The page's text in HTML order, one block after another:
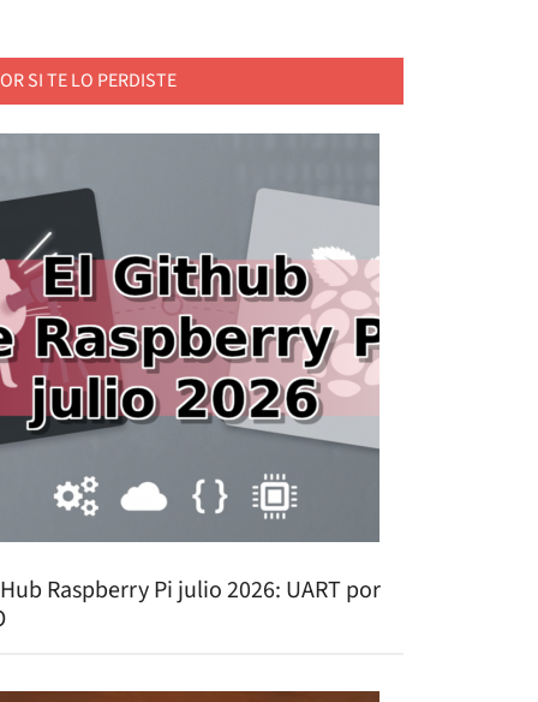
SI TE LO PERDISTE
Raspberry Pi julio 2026: UART por